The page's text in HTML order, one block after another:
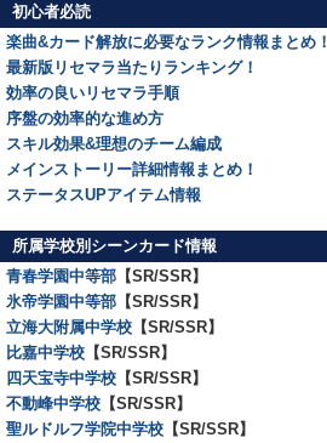
初心者必読
楽曲&カード解放に必要なランク情報まとめ！
最新版リセマラ当たりランキング！
効率の良いリセマラ手順
序盤の効率的な進め方
スキル効果&理想のチーム編成
メインストーリー詳細情報まとめ！
ステータスUPアイテム情報
所属学校別シーンカード情報
青春学園中等部 【SR/SSR】
氷帝学園中等部 【SR/SSR】
立海大附属中学校 【SR/SSR】
比嘉中学校 【SR/SSR】
四天宝寺中学校 【SR/SSR】
不動峰中学校 【SR/SSR】
聖ルドルフ学院中学校 【SR/SSR】